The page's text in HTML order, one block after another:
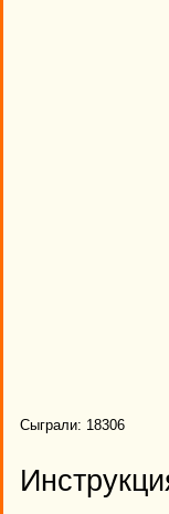
Сыграли: 18306